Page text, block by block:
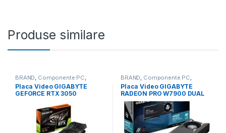
Produse similare
BRAND Componente PC
Gigabyte, GIGABYTE,Placi video
(GPU), Placi video/GPU
Placa Video GIGABYTE
GEFORCE RTX 3050
96 bit, 2x DP 2x HDMI (GV-
N3050WF2OC-6GD)
BRAND Componente PC
Gigabyte, GIGABYTE,Placi video
(GPU), Placi video/GPU
Placa Video GIGABYTE
RADEON PRO W7900 DUAL
SLOT AI TOP 48GB GDDR6
384 bit, PCIE 4.0, 3x DP 1x
mini DP (W7900 AI TOP 48G)